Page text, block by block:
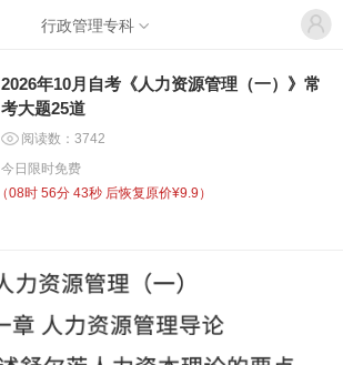
行政管理专科
2026年10月自考《人力资源管理（一）》常
考大题25道
阅读数：3742
今日限时免费
（08时 56分 43秒 后恢复原价¥9.9）